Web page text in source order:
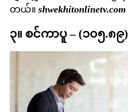
တယ်။ shwekhitonlinetv.com
၃။ စင်ကာပူ – (၁၀၅.၈၉)